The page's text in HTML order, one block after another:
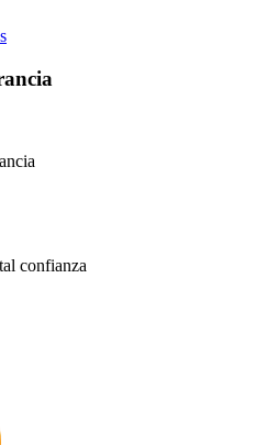
confianza